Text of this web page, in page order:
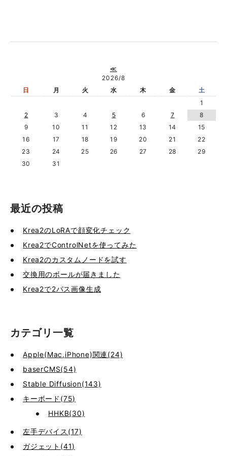
≪
2026/8
日
月 火 水 木 金
土
1
2
3 4 5 6 7
8
9
10 11 12 13 14
15
16
17 18 19 20 21
22
23
24 25 26 27 28
29
30
31
最近の投稿
Krea2のLoRAで顔変化チェック
Krea2でControlNetを使ってみた
Krea2のカスタムノードを試す
交換用のボールが届きました
Krea2で2パス画像生成
カテゴリ一覧
Apple(Mac,iPhone)関連(24)
baserCMS(54)
Stable Diffusion(143)
キーボード(75)
HHKB(30)
左手デバイス(17)
ガジェット(41)